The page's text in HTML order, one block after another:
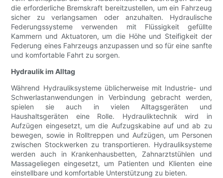
die erforderliche Bremskraft bereitzustellen, um ein Fahrzeug
sicher zu verlangsamen oder anzuhalten. Hydraulische
Federungssysteme verwenden mit Flüssigkeit gefüllte
Kammern und Aktuatoren, um die Höhe und Steifigkeit der
Federung eines Fahrzeugs anzupassen und so für eine sanfte
und komfortable Fahrt zu sorgen.
Hydraulik im Alltag
Während Hydrauliksysteme üblicherweise mit Industrie- und
Schwerlastanwendungen in Verbindung gebracht werden,
spielen sie auch in vielen Alltagsgeräten und
Haushaltsgeräten eine Rolle. Hydrauliktechnik wird in
Aufzügen eingesetzt, um die Aufzugskabine auf und ab zu
bewegen, sowie in Rolltreppen und Aufzügen, um Personen
zwischen Stockwerken zu transportieren. Hydrauliksysteme
werden auch in Krankenhausbetten, Zahnarztstühlen und
Massageliegen eingesetzt, um Patienten und Klienten eine
einstellbare und komfortable Unterstützung zu bieten.